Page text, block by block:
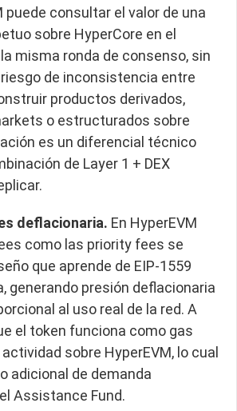
puede consultar el valor de una
sobre HyperCore en el
misma ronda de consenso, sin
de inconsistencia entre
productos derivados,
o estructurados sobre
es un diferencial técnico
de Layer 1 + DEX
deflacionaria. En HyperEVM
como las priority fees se
que aprende de EIP-1559
generando presión deflacionaria
al uso real de la red. A
el token funciona como gas
sobre HyperEVM, lo cual
adicional de demanda
Assistance Fund.